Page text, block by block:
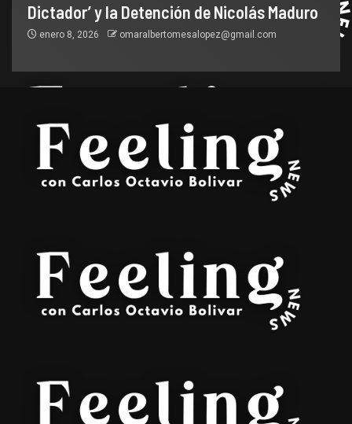
Dictador’ y la Detención de Nicolás Maduro
enero 8, 2026 omaralbertomesalopez@gmail.com